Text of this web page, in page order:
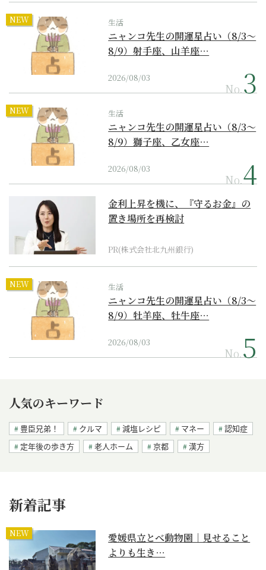
NEW 生活
ニャンコ先生の開運星占い（8/3～
8/9）射手座、山羊座…
2026/08/03
No.
NEW 生活
ニャンコ先生の開運星占い（8/3～
8/9）獅子座、乙女座…
2026/08/03
No.
金利上昇を機に、『守るお金』の
置き場所を再検討
PR(株式会社北九州銀行)
NEW 生活
ニャンコ先生の開運星占い（8/3～
8/9）牡羊座、牡牛座…
2026/08/03
No.
人気のキーワード
豊臣兄弟！ クルマ 減塩レシピ マネー
認知症
定年後の歩き方
老人ホーム 京都 漢方
新着記事
NEW
愛媛県立とべ動物園｜見せること
よりも生き…